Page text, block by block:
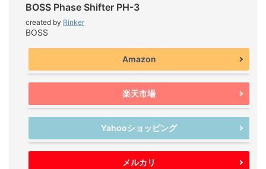
BOSS Phase Shifter PH-3
created by Rinker
BOSS
Amazon
楽天市場
Yahooショッピング
メルカリ